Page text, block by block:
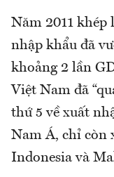
Năm 2011
nhập khẩu đã
khoảng 2 lần
Việt Nam đã
thứ 5 về xuất
Nam Á, chỉ còn
Indonesia và